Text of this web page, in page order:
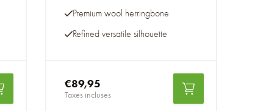
Expédition très rapide. Je recommande.
sie passt sehr gut und angenehm zu tragen
Premium wool herringbone
Refined versatile silhouette
€89,95
Taxes incluses